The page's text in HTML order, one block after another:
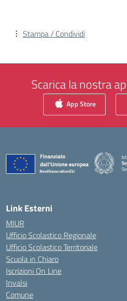
Stampa / Condividi
Scarica la nostra
App Store
Link Esterni
MIUR
Ufficio Scolastico Regionale
Ufficio Scolastico Territoriale
Scuola in Chiaro
Iscrizioni On Line
Invalsi
Comune